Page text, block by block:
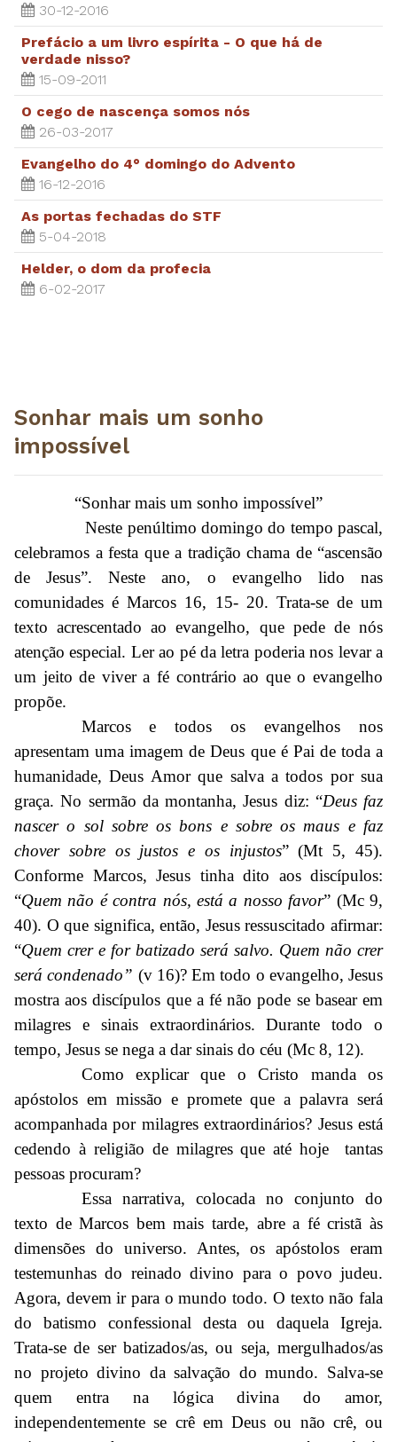
30-12-2016
Prefácio a um livro espírita - O que há de
verdade nisso?
15-09-2011
O cego de nascença somos nós
26-03-2017
Evangelho do 4° domingo do Advento
16-12-2016
As portas fechadas do STF
5-04-2018
Helder, o dom da profecia
6-02-2017
Sonhar mais um sonho
impossível
“Sonhar mais um sonho impossível”
Neste penúltimo domingo do tempo pascal,
celebramos a festa que a tradição chama de “ascensão
de Jesus”. Neste ano, o evangelho lido nas
comunidades é Marcos 16, 15- 20. Trata-se de um
texto acrescentado ao evangelho, que pede de nós
atenção especial. Ler ao pé da letra poderia nos levar a
um jeito de viver a fé contrário ao que o evangelho
propõe.
Marcos e todos os evangelhos nos
apresentam uma imagem de Deus que é Pai de toda a
humanidade, Deus Amor que salva a todos por sua
graça. No sermão da montanha, Jesus diz: “Deus faz
nascer o sol sobre os bons e sobre os maus e faz
chover sobre os justos e os injustos” (Mt 5, 45).
Conforme Marcos, Jesus tinha dito aos discípulos:
“Quem não é contra nós, está a nosso favor” (Mc 9,
40). O que significa, então, Jesus ressuscitado afirmar:
“Quem crer e for batizado será salvo. Quem não crer
será condenado” (v 16)? Em todo o evangelho, Jesus
mostra aos discípulos que a fé não pode se basear em
milagres e sinais extraordinários. Durante todo o
tempo, Jesus se nega a dar sinais do céu (Mc 8, 12).
Como explicar que o Cristo manda os
apóstolos em missão e promete que a palavra será
acompanhada por milagres extraordinários? Jesus está
cedendo à religião de milagres que até hoje tantas
pessoas procuram?
Essa narrativa, colocada no conjunto do
texto de Marcos bem mais tarde, abre a fé cristã às
dimensões do universo. Antes, os apóstolos eram
testemunhas do reinado divino para o povo judeu.
Agora, devem ir para o mundo todo. O texto não fala
do batismo confessional desta ou daquela Igreja.
Trata-se de ser batizados/as, ou seja, mergulhados/as
no projeto divino da salvação do mundo. Salva-se
quem entra na lógica divina do amor,
independentemente se crê em Deus ou não crê, ou